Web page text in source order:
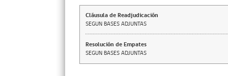
Cláusula de Readjudicación
SEGUN BASES ADJUNTAS
Resolución de Empates
SEGUN BASES ADJUNTAS